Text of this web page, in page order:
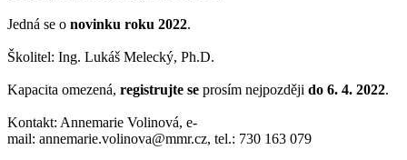
Jedná se o novinku roku 2022.
Školitel: Ing. Lukáš Melecký, Ph.D.
Kapacita omezená, registrujte se prosím nejpozději do 6. 4. 2022.
Kontakt: Annemarie Volinová, e-
mail: annemarie.volinova@mmr.cz, tel.: 730 163 079